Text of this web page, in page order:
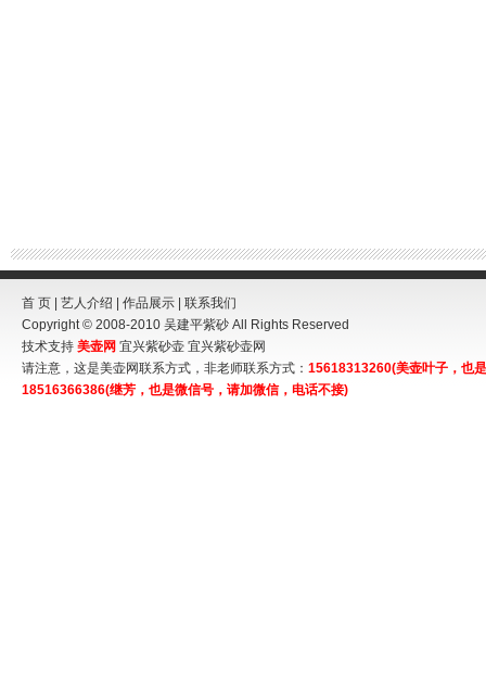
首 页 艺人介绍 作品展示
联系我们
Copyright © 2008-2010 吴建平紫砂 All Rights Reserved
技术支持 美壶网 宜兴紫砂壶 宜兴紫砂壶网
请注意，这是美壶网联系方式，非老师联系方式： 15618313260(美壶叶子，也
18516366386(继芳，也是微信号，请加微信，电话不接)